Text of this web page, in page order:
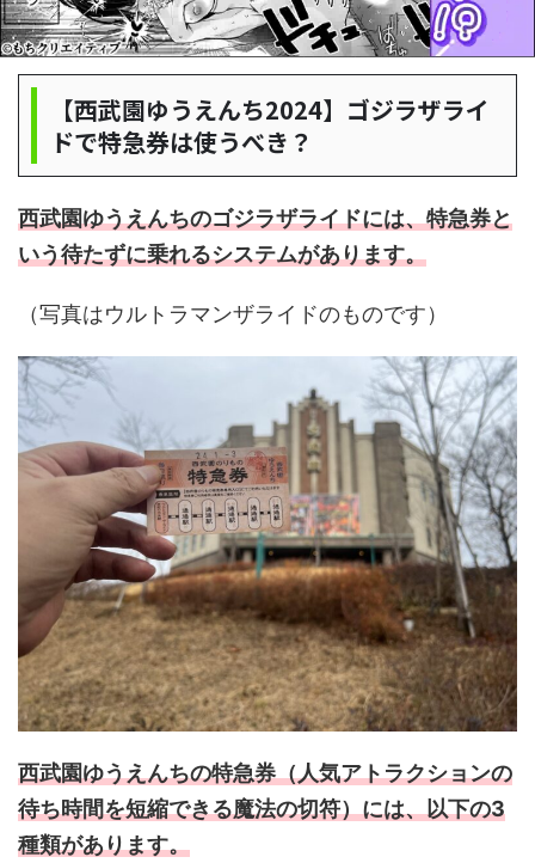
【西武園ゆうえんち2024】ゴジラザライ
ドで特急券は使うべき？
西武園ゆうえんちのゴジラザライドには、特急券と
いう待たずに乗れるシステムがあります。
（写真はウルトラマンザライドのものです）
西武園ゆうえんちの特急券（人気アトラクションの
待ち時間を短縮できる魔法の切符）には、以下の3
種類があります。